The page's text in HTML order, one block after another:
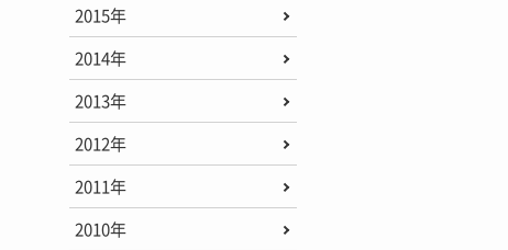
2015年
2014年
2013年
2012年
2011年
2010年